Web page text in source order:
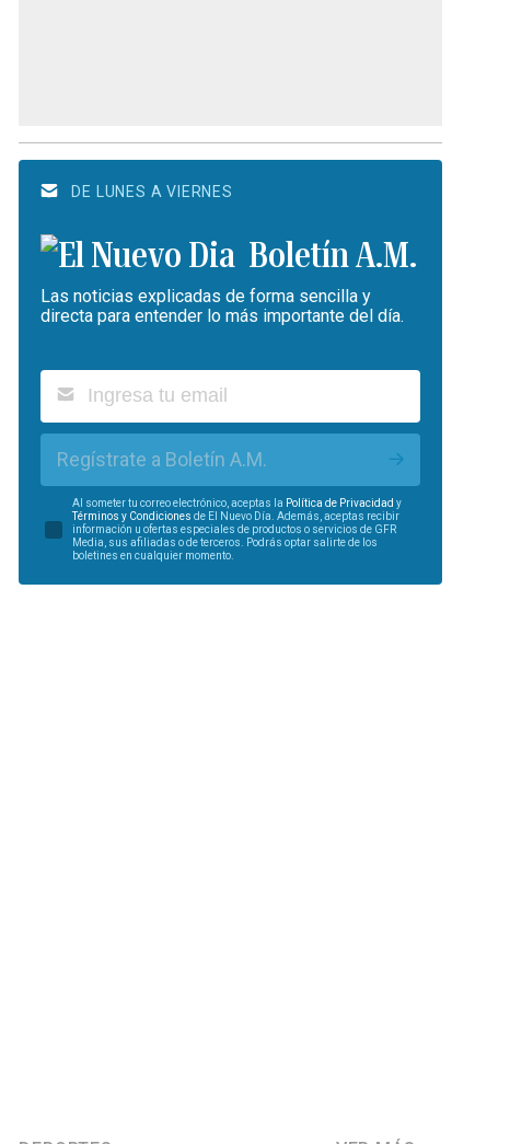
DE LUNES A VIERNES
Boletín A.M.
Las noticias explicadas de forma sencilla y
directa para entender lo más importante del día.
Regístrate a Boletín A.M.
Al someter tu correo electrónico, aceptas la Política de Privacidad y
Términos y Condiciones de El Nuevo Día. Además, aceptas recibir
información u ofertas especiales de productos o servicios de GFR
Media, sus afiliadas o de terceros. Podrás optar salirte de los
boletines en cualquier momento.